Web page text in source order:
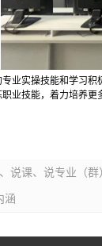
业实操技能和学习
业技能，着力培养
说课、说专业（
涵